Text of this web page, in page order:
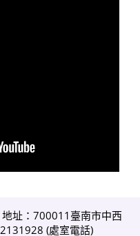
址：700011臺南市中西
(處室電話)